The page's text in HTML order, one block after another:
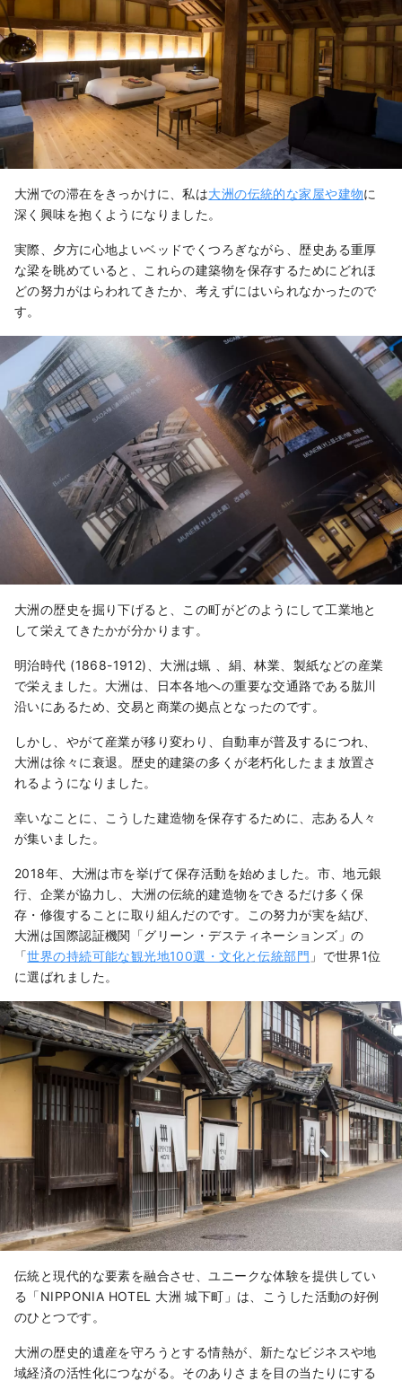
大洲での滞在をきっかけに、私は大洲の伝統的な家屋や建物に
深く興味を抱くようになりました。
実際、夕方に心地よいベッドでくつろぎながら、歴史ある重厚
な梁を眺めていると、これらの建築物を保存するためにどれほ
どの努力がはらわれてきたか、考えずにはいられなかったので
す。
大洲の歴史を掘り下げると、この町がどのようにして工業地と
して栄えてきたかが分かります。
明治時代 (1868-1912)、大洲は蝋 、絹、林業、製紙などの産業
で栄えました。大洲は、日本各地への重要な交通路である肱川
沿いにあるため、交易と商業の拠点となったのです。
しかし、やがて産業が移り変わり、自動車が普及するにつれ、
大洲は徐々に衰退。歴史的建築の多くが老朽化したまま放置さ
れるようになりました。
幸いなことに、こうした建造物を保存するために、志ある人々
が集いました。
2018年、大洲は市を挙げて保存活動を始めました。市、地元銀
行、企業が協力し、大洲の伝統的建造物をできるだけ多く保
存・修復することに取り組んだのです。この努力が実を結び、
大洲は国際認証機関「グリーン・デスティネーションズ」の
「世界の持続可能な観光地100選・文化と伝統部門 」で世界1位
に選ばれました。
伝統と現代的な要素を融合させ、ユニークな体験を提供してい
る「NIPPONIA HOTEL 大洲 城下町」は、こうした活動の好例
のひとつです。
大洲の歴史的遺産を守ろうとする情熱が、新たなビジネスや地
域経済の活性化につながる。そのありさまを目の当たりにする